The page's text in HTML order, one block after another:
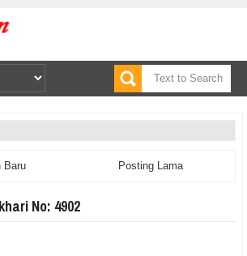
Baru Posting Lama
No: 4902